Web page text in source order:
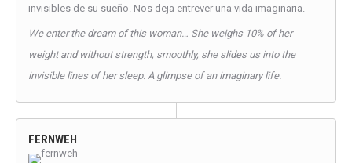
invisibles de su sueño. Nos deja entrever una vida imaginaria.
We enter the dream of this woman… She weighs 10% of her
weight and without strength, smoothly, she slides us into the
invisible lines of her sleep. A glimpse of an imaginary life.
FERNWEH